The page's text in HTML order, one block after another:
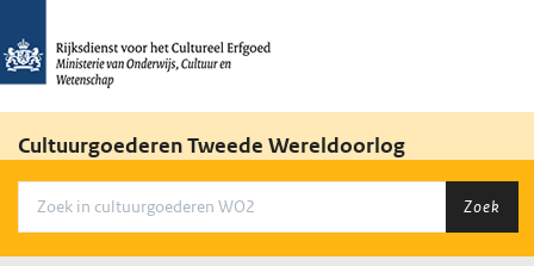
Cultuurgoederen Tweede Wereldoorlog
Zoek